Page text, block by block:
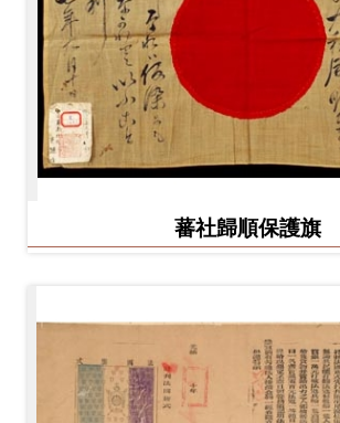
蕃社歸順保護旗